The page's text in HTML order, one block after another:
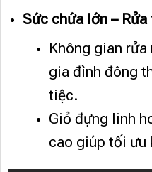
Sức chứa lớn –
Không gian
gia đình đông
tiệc.
Giỏ đựng linh
cao giúp tối ưu